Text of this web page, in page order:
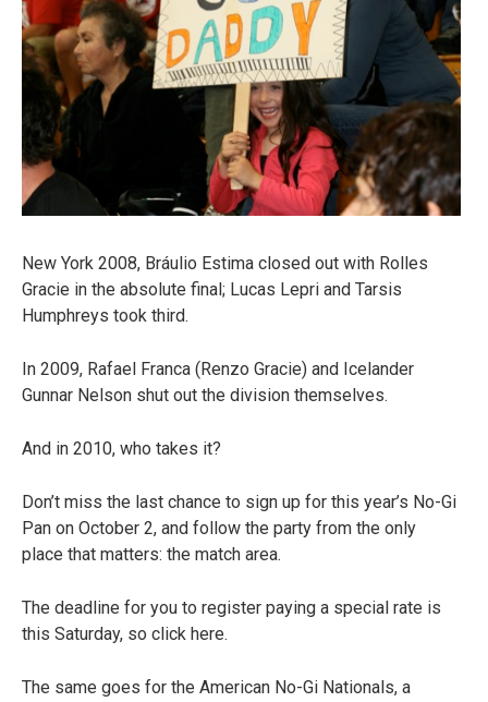
New York 2008, Bráulio Estima closed out with Rolles
Gracie in the absolute final; Lucas Lepri and Tarsis
Humphreys took third.
In 2009, Rafael Franca (Renzo Gracie) and Icelander
Gunnar Nelson shut out the division themselves.
And in 2010, who takes it?
Don’t miss the last chance to sign up for this year’s No-Gi
Pan on October 2, and follow the party from the only
place that matters: the match area.
The deadline for you to register paying a special rate is
this Saturday, so click here.
The same goes for the American No-Gi Nationals, a